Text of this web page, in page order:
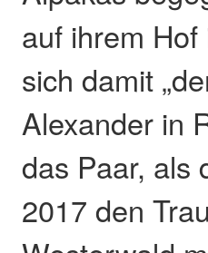
auf ihrem
sich damit
Alexander in
das Paar, als
2017 den